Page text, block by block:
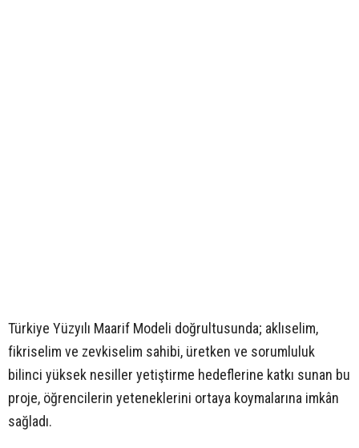
Türkiye Yüzyılı Maarif Modeli doğrultusunda; aklıselim,
fikriselim ve zevkiselim sahibi, üretken ve sorumluluk
bilinci yüksek nesiller yetiştirme hedeflerine katkı sunan bu
proje, öğrencilerin yeteneklerini ortaya koymalarına imkân
sağladı.